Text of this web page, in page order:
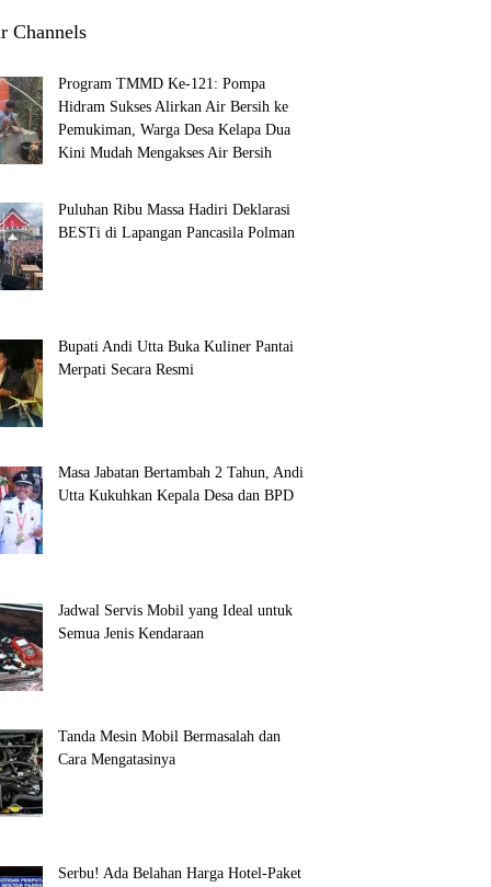
Channels
Program TMMD Ke-121: Pompa
Hidram Sukses Alirkan Air Bersih ke
Pemukiman, Warga Desa Kelapa Dua
Kini Mudah Mengakses Air Bersih
Puluhan Ribu Massa Hadiri Deklarasi
BESTi di Lapangan Pancasila Polman
Bupati Andi Utta Buka Kuliner Pantai
Merpati Secara Resmi
Masa Jabatan Bertambah 2 Tahun, Andi
Utta Kukuhkan Kepala Desa dan BPD
Jadwal Servis Mobil yang Ideal untuk
Semua Jenis Kendaraan
Tanda Mesin Mobil Bermasalah dan
Cara Mengatasinya
Serbu! Ada Belahan Harga Hotel-Paket